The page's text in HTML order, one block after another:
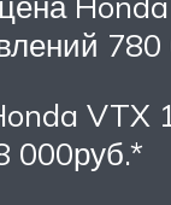
780
VTX
000руб.*